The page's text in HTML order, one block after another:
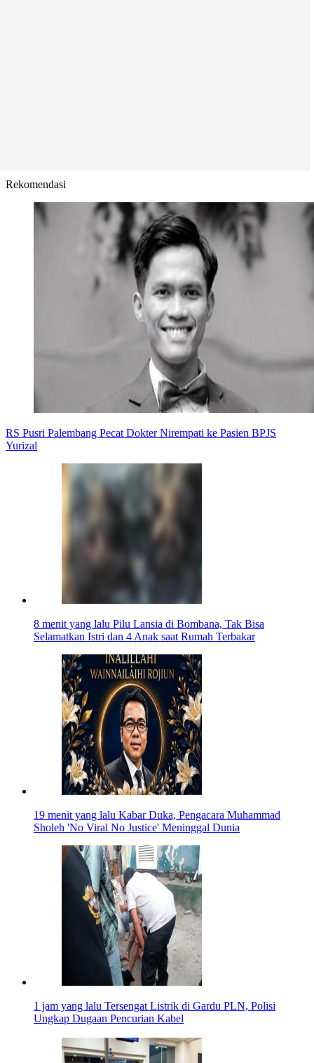
Rekomendasi
RS Pusri Palembang Pecat Dokter Nirempati ke Pasien BPJS
Yurizal
8 menit yang lalu Pilu Lansia di Bombana, Tak Bisa
Selamatkan Istri dan 4 Anak saat Rumah Terbakar
19 menit yang lalu Kabar Duka, Pengacara Muhammad
Sholeh 'No Viral No Justice' Meninggal Dunia
1 jam yang lalu Tersengat Listrik di Gardu PLN, Polisi
Ungkap Dugaan Pencurian Kabel